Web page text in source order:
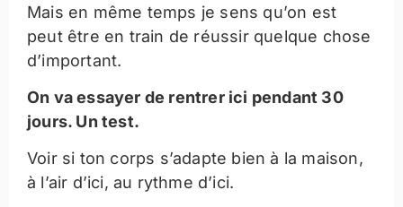
Mais en même temps je sens qu’on est
peut être en train de réussir quelque chose
d’important.
On va essayer de rentrer ici pendant 30
jours. Un test.
Voir si ton corps s’adapte bien à la maison,
à l’air d’ici, au rythme d’ici.